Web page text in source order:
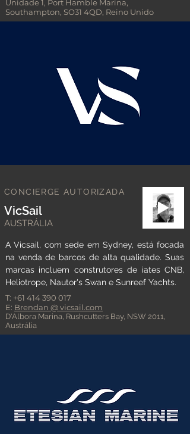
Unidade 1, Port Hamble Marina,
Southampton, SO31 4QD, Reino Unido
CONCIERGE AUTORIZADA
VicSail
AUSTRÁLIA
A Vicsail, com sede em Sydney, está focada
na venda de barcos de alta qualidade. Suas
marcas incluem construtores de iates CNB,
Heliotrope, Nautor's Swan e Sunreef Yachts.
T: +61 414 390 017
E: Brendan @ vicsail.com
D'Albora Marina, Rushcutters Bay, NSW 2011,
Austrália